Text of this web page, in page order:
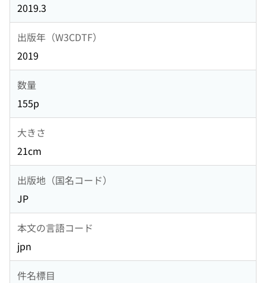
2019.3
出版年（W3CDTF）
2019
数量
155p
大きさ
21cm
出版地（国名コード）
JP
本文の言語コード
jpn
件名標目